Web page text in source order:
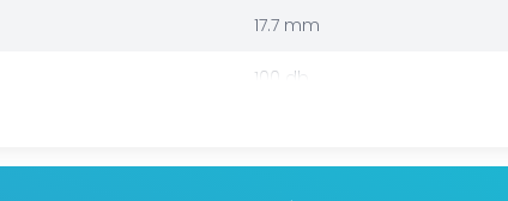
17.7 mm
100 db